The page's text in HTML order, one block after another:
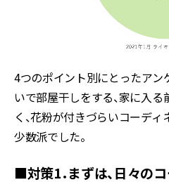
4つのポイント別にとったアン
いで部屋干しをする、家に入
く、花粉が付きづらいコーデ
少数派でした。
■対策1．まずは、日々の